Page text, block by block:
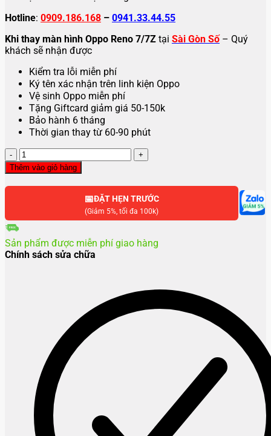
Hotline: 0909.186.168 – 0941.33.44.55
Khi thay màn hình Oppo Reno 7/7Z tại Sài Gòn Số– Quý
khách sẽ nhận được
Kiểm tra lỗi miễn phí
Ký tên xác nhận trên linh kiện Oppo
Vệ sinh Oppo miễn phí
Tặng Giftcard giảm giá 50-150k
Bảo hành 6 tháng
Thời gian thay từ 60-90 phút
Thay
màn
hình
Oppo
5G
lượng
Thêm vào giỏ hàng
📅ĐẶT HẸN TRƯỚC
(Giảm 5%, tối đa 100k)
Sản phẩm được miễn phí giao hàng
Chính sách sửa chữa